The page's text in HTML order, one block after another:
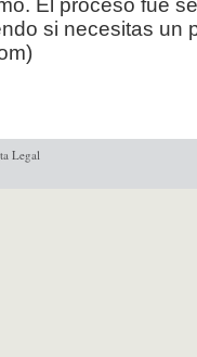
El proceso fue
si necesitas un
Legal